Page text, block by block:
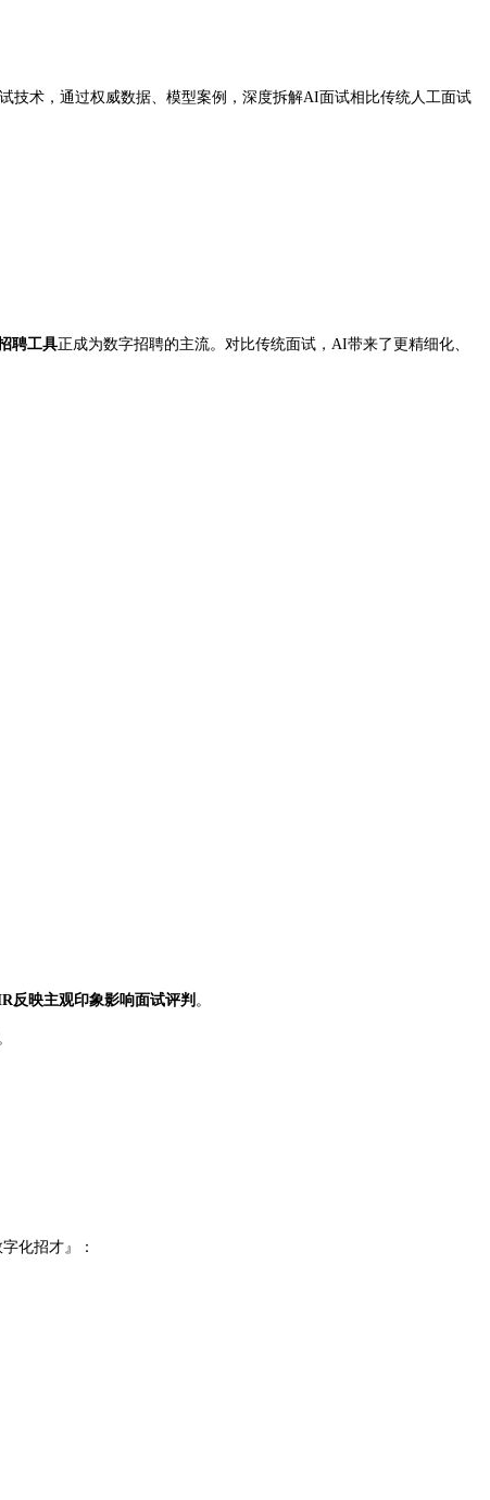
技术，通过权威数据、模型案例，深度拆解AI面试相比传统人工面试
聘工具正成为数字招聘的主流。对比传统面试，AI带来了更精细化、
反映主观印象影响面试评判 。
化招才』：